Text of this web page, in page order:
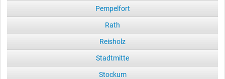
Pempelfort
Rath
Reisholz
Stadtmitte
Stockum